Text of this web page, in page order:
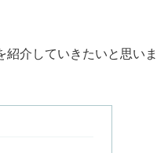
介していきたいと思いま